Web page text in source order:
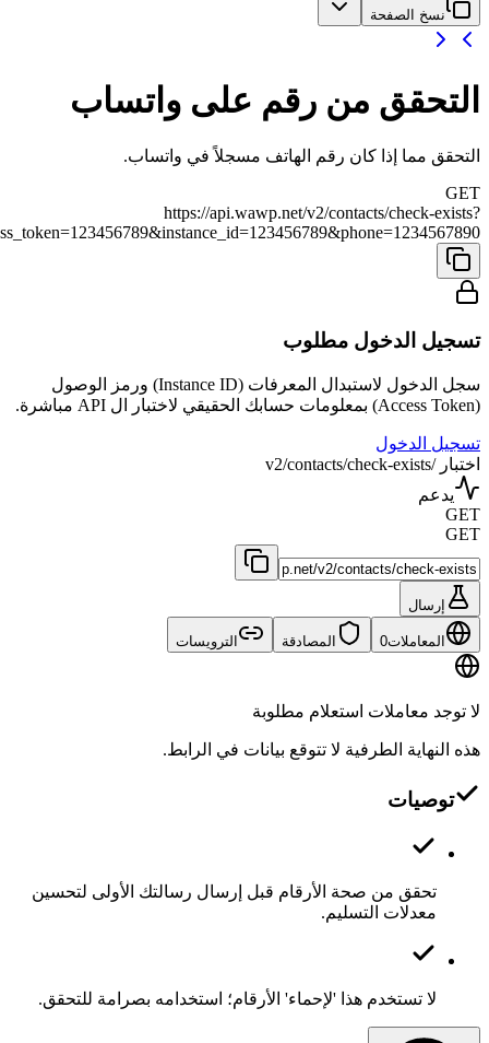
نسخ الصفحة
التحقق من رقم على واتساب
التحقق مما إذا كان رقم الهاتف مسجلاً في واتساب.
GET
https://api.wawp.net/v2/contacts/check-exists?
تسجيل الدخول مطلوب
سجل الدخول لاستبدال المعرفات (Instance ID) ورمز الوصول
(Access Token) بمعلومات حسابك الحقيقي لاختبار ال API مباشرة.
تسجيل الدخول
اختبار /v2/contacts/check-exists
يدعم
GET
GET
إرسال
المعاملات0 المصادقة الترويسات
لا توجد معاملات استعلام مطلوبة
هذه النهاية الطرفية لا تتوقع بيانات في الرابط.
توصيات
تحقق من صحة الأرقام قبل إرسال رسالتك الأولى لتحسين
معدلات التسليم.
لا تستخدم هذا 'لإحماء' الأرقام؛ استخدامه بصرامة للتحقق.